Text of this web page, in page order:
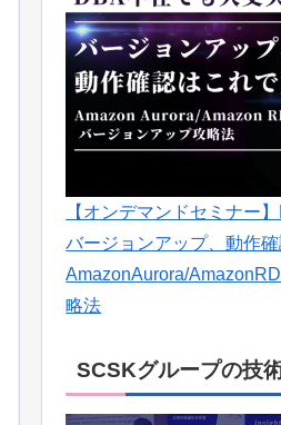
【オンデマンドセミナー
バージョンアップ、動作
AmazonAurora/
略法
SCSKグループの技